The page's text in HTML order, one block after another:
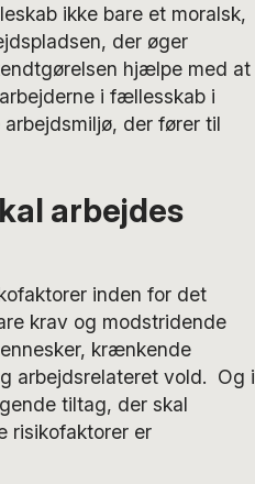
ikke bare et moralsk,
der øger
hjælpe med at
i fællesskab i
der fører til
arbejdes
inden for det
krav og modstridende
krænkende
arbejdsrelateret vold. Og i
tiltag, der skal
risikofaktorer er